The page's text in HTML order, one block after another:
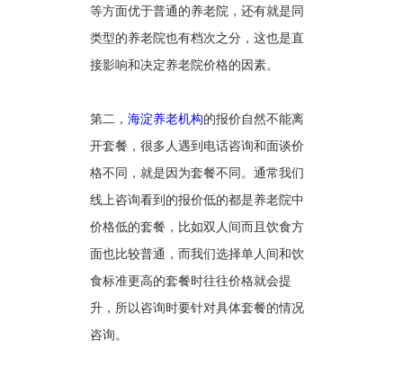
等方面优于普通的养老院，还有就是同
类型的养老院也有档次之分，这也是直
接影响和决定养老院价格的因素。
第二， 海淀养老机构的报价自然不能离
开套餐，很多人遇到电话咨询和面谈价
格不同，就是因为套餐不同。通常我们
线上咨询看到的报价低的都是养老院中
价格低的套餐，比如双人间而且饮食方
面也比较普通，而我们选择单人间和饮
食标准更高的套餐时往往价格就会提
升，所以咨询时要针对具体套餐的情况
咨询。